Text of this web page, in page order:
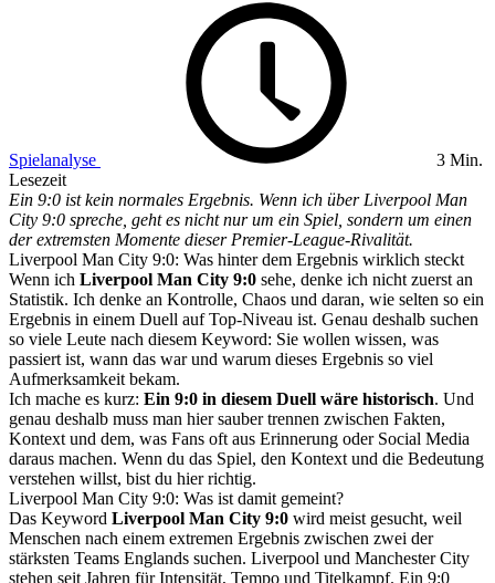
Spielanalyse
3 Min.
Lesezeit
Ein 9:0 ist kein normales Ergebnis. Wenn ich über Liverpool Man
City 9:0 spreche, geht es nicht nur um ein Spiel, sondern um einen
der extremsten Momente dieser Premier-League-Rivalität.
Liverpool Man City 9:0: Was hinter dem Ergebnis wirklich steckt
Wenn ich Liverpool Man City 9:0 sehe, denke ich nicht zuerst an
Statistik. Ich denke an Kontrolle, Chaos und daran, wie selten so ein
Ergebnis in einem Duell auf Top-Niveau ist. Genau deshalb suchen
so viele Leute nach diesem Keyword: Sie wollen wissen, was
passiert ist, wann das war und warum dieses Ergebnis so viel
Aufmerksamkeit bekam.
Ich mache es kurz: Ein 9:0 in diesem Duell wäre historisch. Und
genau deshalb muss man hier sauber trennen zwischen Fakten,
Kontext und dem, was Fans oft aus Erinnerung oder Social Media
daraus machen. Wenn du das Spiel, den Kontext und die Bedeutung
verstehen willst, bist du hier richtig.
Liverpool Man City 9:0: Was ist damit gemeint?
Das Keyword Liverpool Man City 9:0 wird meist gesucht, weil
Menschen nach einem extremen Ergebnis zwischen zwei der
stärksten Teams Englands suchen. Liverpool und Manchester City
stehen seit Jahren für Intensität, Tempo und Titelkampf. Ein 9:0